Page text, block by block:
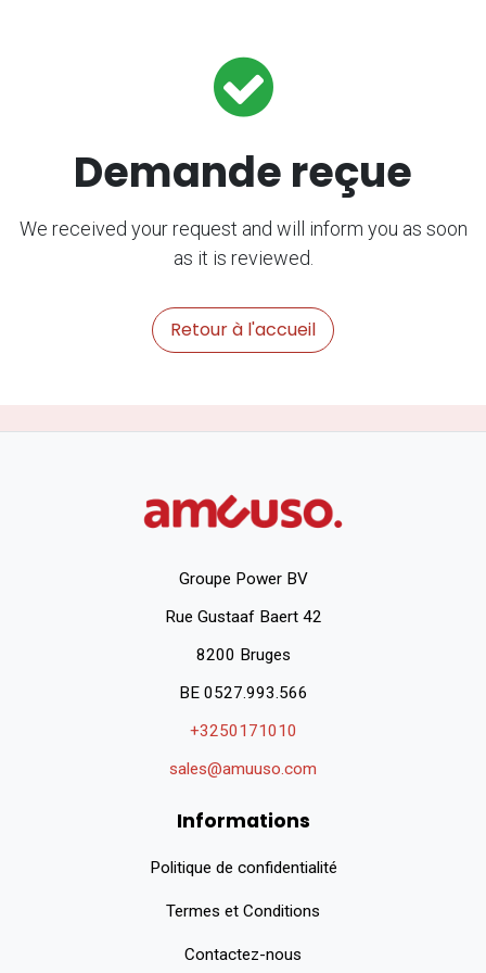
Demande reçue
We received your request and will inform you as soon
as it is reviewed.
Retour à l'accueil
Groupe Power BV
Rue Gustaaf Baert 42
8200 Bruges
BE 0527.993.566
+3250171010
sales@amuuso.com
Informations
Politique de confidentialité
Termes et Conditions
Contactez-nous